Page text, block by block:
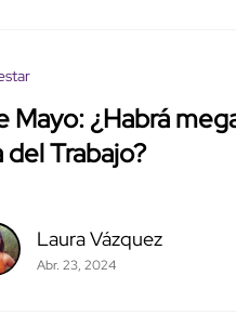
Mayo: ¿Habrá
del Trabajo?
Laura Vázquez
Abr. 23, 2024